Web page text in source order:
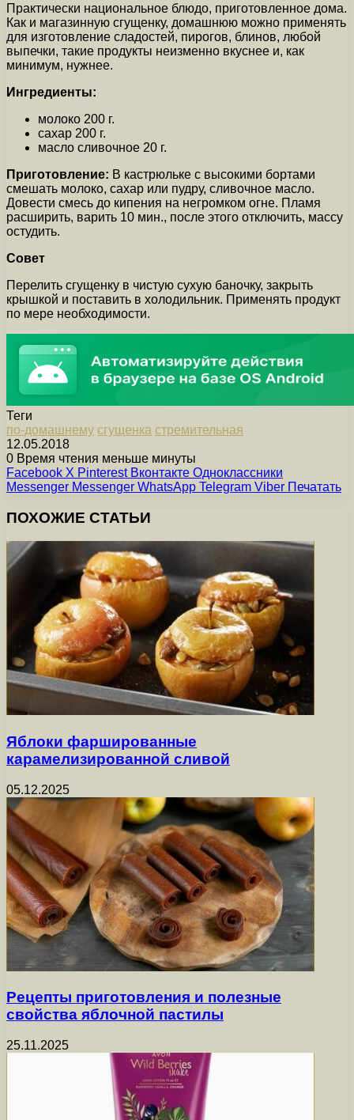
Практически национальное блюдо, приготовленное дома.
Как и магазинную сгущенку, домашнюю можно применять
для изготовление сладостей, пирогов, блинов, любой
выпечки, такие продукты неизменно вкуснее и, как
минимум, нужнее.
Ингредиенты:
молоко 200 г.
сахар 200 г.
масло сливочное 20 г.
Приготовление: В кастрюльке с высокими бортами
смешать молоко, сахар или пудру, сливочное масло.
Довести смесь до кипения на негромком огне. Пламя
расширить, варить 10 мин., после этого отключить, массу
остудить.
Совет
Перелить сгущенку в чистую сухую баночку, закрыть
крышкой и поставить в холодильник. Применять продукт
по мере необходимости.
Теги
по-домашнему сгущенка стремительная
12.05.2018
0 Время чтения меньше минуты
Facebook X Pinterest Вконтакте Одноклассники
Messenger Messenger WhatsApp Telegram Viber Печатать
ПОХОЖИЕ СТАТЬИ
Яблоки фаршированные
карамелизированной сливой
05.12.2025
Рецепты приготовления и полезные
свойства яблочной пастилы
25.11.2025